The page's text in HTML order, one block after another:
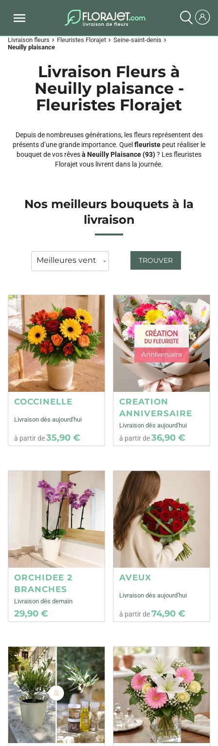
Livraison fleurs chevron_right Fleuristes Florajet chevron_right Seine-saint-denis chevron_right
Neuilly plaisance
Livraison Fleurs à
Neuilly plaisance -
Fleuristes Florajet
Depuis de nombreuses générations, les fleurs représentent des
présents d’une grande importance. Quel fleuriste peut réaliser le
bouquet de vos rêvesà Neuilly Plaisance (93)? Les fleuristes
Florajet vous livrent dans la journée.
Nos meilleurs bouquets à la
livraison
TROUVER
COCCINELLE
Livraison dès aujourd'hui
à partir de35,90 €
CREATION
ANNIVERSAIRE
Livraison dès aujourd'hui
à partir de36,90 €
ORCHIDEE 2
BRANCHES
Livraison dès demain
29,90 €
AVEUX
Livraison dès aujourd'hui
à partir de74,90 €